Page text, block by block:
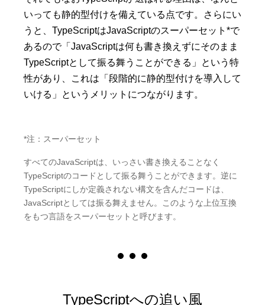
いっても静的型付けを備えている点です。さらにい
うと、TypeScriptはJavaScriptのスーパーセット*で
あるので「JavaScriptは何も書き換えずにそのまま
TypeScriptとして振る舞うことができる」という特
性があり、これは「段階的に静的型付けを導入して
いける」というメリットにつながります。
*注：スーパーセット
すべてのJavaScriptは、いっさい書き換えることなく
TypeScriptのコードとして振る舞うことができます。逆に
TypeScriptにしか定義されない構文を含んだコードは、
JavaScriptとしては振る舞えません。このような上位互換
をもつ言語をスーパーセットと呼びます。
TypeScriptへの追い風